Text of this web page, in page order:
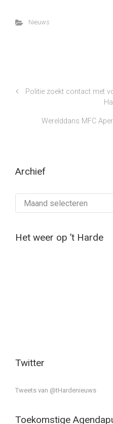
Nieuws
Politie zoekt contact met
Werelddans MFC
Archief
Het weer op ’t Harde
Twitter
Tweets van @tHardenieuws
Toekomstige